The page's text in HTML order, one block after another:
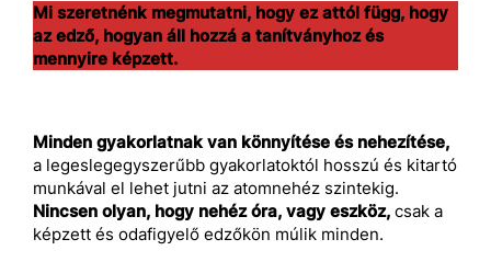
Mi szeretnénk megmutatni, hogy ez attól függ, hogy
az edző, hogyan áll hozzá a tanítványhoz és
mennyire képzett.
Minden gyakorlatnak van könnyítése és nehezítése,
a legeslegegyszerűbb gyakorlatoktól hosszú és kitartó
munkával el lehet jutni az atomnehéz szintekig.
Nincsen olyan, hogy nehéz óra, vagy eszköz, csak a
képzett és odafigyelő edzőkön múlik minden.